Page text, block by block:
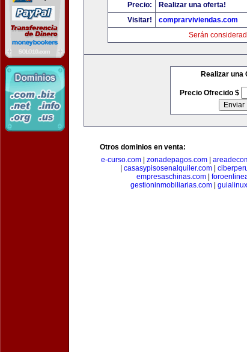
Precio:
Realizar una oferta!
Visitar!
comprarviviendas.com
Serán
Realizar una
Precio Ofrecido $
Otros dominios en venta:
e-curso.com| zonadepagos.com|
casasypisosenalquiler.com
empresaschinas.com|
gestioninmobiliarias.com|